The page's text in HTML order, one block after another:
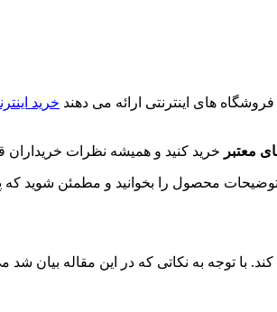
های اینترنتی ارائه می دهند خرید
معتبر خرید کنید و همیشه نظرات خریداران
توضیحات محصول را بخوانید و مطمئن شوید
با توجه به نکاتی که در این مقاله بیان